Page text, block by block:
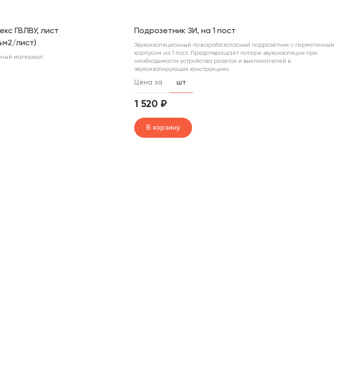
ГВЛВУ, лист
лист)
материал
Подрозетник ЗИ, на 1 пост
Звукоизоляционный пожаробезопасный подрозетник с герметичным
корпусом на 1 пост. Предотвращает потери звукоизоляции при
необходимости устройства розеток и выключателей в
звукоизолирующих конструкциях.
Цена за шт
1 520 ₽
В корзину